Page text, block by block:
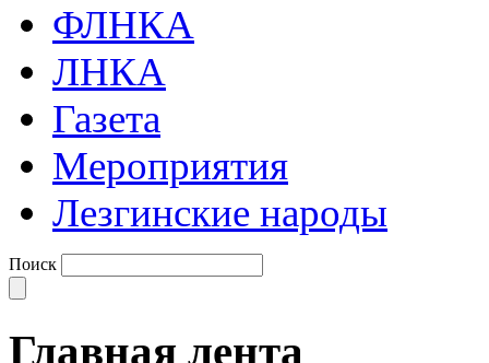
ФЛНКА
ЛНКА
Газета
Мероприятия
Лезгинские народы
Поиск
Главная лента